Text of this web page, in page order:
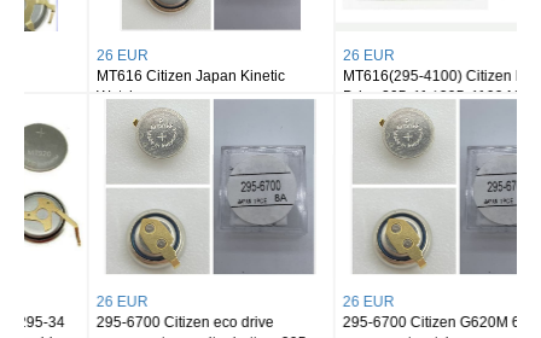
MT616 Citizen Japan Kinetic
MT616(295-4100) Citizen Eco-
Drive 295-41 / 295-4100 MT616
Rechargeable Battery Capacitor
295-6700 Citizen eco drive
295-6700 Citizen G620M 670M